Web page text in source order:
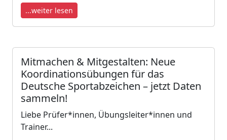
...weiter lesen
Mitmachen & Mitgestalten: Neue
Koordinationsübungen für das
Deutsche Sportabzeichen – jetzt Daten
sammeln!
Liebe Prüfer*innen, Übungsleiter*innen und
Trainer...